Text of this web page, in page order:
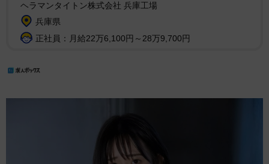
ヘラマンタイトン株式会社 兵庫工場
兵庫県
正社員：月給22万6,100円～28万9,700円